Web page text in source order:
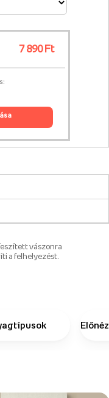
7 890 Ft
vászonra
a felhelyezést.